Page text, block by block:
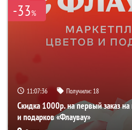
-33%
11:07:35 Получили: 18
Скидка 1000р. на первый заказ
и подарков «Флаувау»